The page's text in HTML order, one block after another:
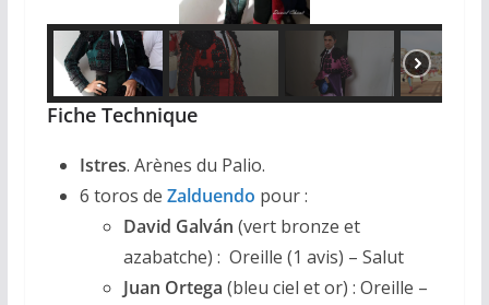
Fiche Technique
Istres. Arènes du Palio.
6 toros de Zalduendo pour :
David Galván (vert bronze et
azabatche) : Oreille (1 avis) – Salut
Juan Ortega (bleu ciel et or) : Oreille –